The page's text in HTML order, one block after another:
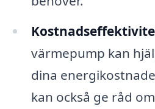
värmepump kan
dina
kan också ge råd om